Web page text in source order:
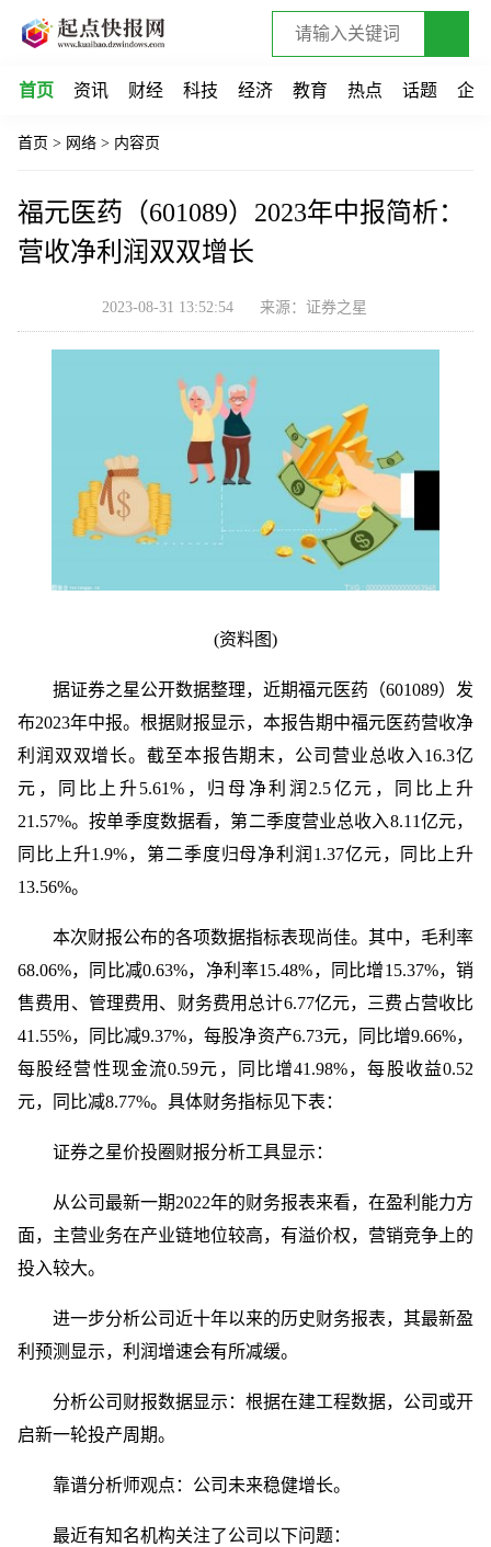
首页 资讯 财经 科技 经济 教育 热点 话题 企业
首页 > 网络 > 内容页
福元医药（601089）2023年中报简析：
营收净利润双双增长
2023-08-31 13:52:54 来源：证券之星
(资料图)
据证券之星公开数据整理，近期福元医药（601089）发
布2023年中报。根据财报显示，本报告期中福元医药营收净
利润双双增长。截至本报告期末，公司营业总收入16.3亿
元，同比上升5.61%，归母净利润2.5亿元，同比上升
21.57%。按单季度数据看，第二季度营业总收入8.11亿元，
同比上升1.9%，第二季度归母净利润1.37亿元，同比上升
13.56%。
本次财报公布的各项数据指标表现尚佳。其中，毛利率
68.06%，同比减0.63%，净利率15.48%，同比增15.37%，销
售费用、管理费用、财务费用总计6.77亿元，三费占营收比
41.55%，同比减9.37%，每股净资产6.73元，同比增9.66%，
每股经营性现金流0.59元，同比增41.98%，每股收益0.52
元，同比减8.77%。具体财务指标见下表：
证券之星价投圈财报分析工具显示：
从公司最新一期2022年的财务报表来看，在盈利能力方
面，主营业务在产业链地位较高，有溢价权，营销竞争上的
投入较大。
进一步分析公司近十年以来的历史财务报表，其最新盈
利预测显示，利润增速会有所减缓。
分析公司财报数据显示：根据在建工程数据，公司或开
启新一轮投产周期。
靠谱分析师观点：公司未来稳健增长。
最近有知名机构关注了公司以下问题：